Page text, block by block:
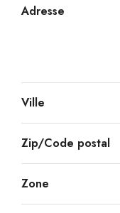
Adresse
Ville
Zip/Code postal
Zone